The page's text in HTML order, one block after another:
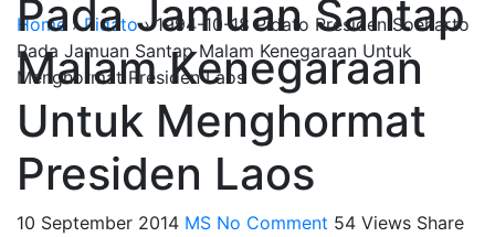
Home ›Pidato›1994-10-18 Pidato Presiden Soeharto
Pada Jamuan Santap Malam Kenegaraan Untuk
Menghormat Presiden Laos
Pada Jamuan Santap
Malam Kenegaraan
Untuk Menghormat
Presiden Laos
10 September 2014 MS No Comment 54 Views Share